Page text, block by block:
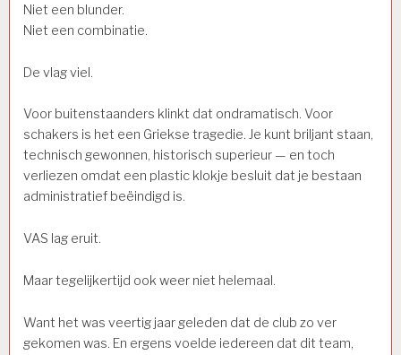
Niet een blunder.
Niet een combinatie.
De vlag viel.
Voor buitenstaanders klinkt dat ondramatisch. Voor
schakers is het een Griekse tragedie. Je kunt briljant staan,
technisch gewonnen, historisch superieur — en toch
verliezen omdat een plastic klokje besluit dat je bestaan
administratief beëindigd is.
VAS lag eruit.
Maar tegelijkertijd ook weer niet helemaal.
Want het was veertig jaar geleden dat de club zo ver
gekomen was. En ergens voelde iedereen dat dit team,